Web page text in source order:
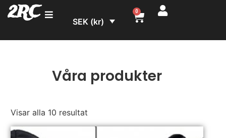
2RC SEK (kr)
0
Våra produkter
Visar alla 10 resultat